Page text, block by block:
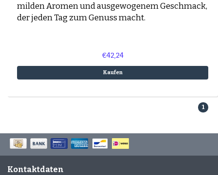
milden Aromen und ausgewogenem Geschmack,
der jeden Tag zum Genuss macht.
€42,24
Kaufen
1
Kontaktdaten